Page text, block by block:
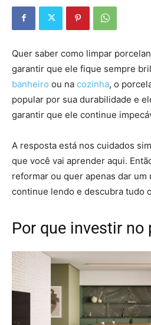
Quer saber como limpar
garantir que ele fique sempre
banheiro ou na cozinha, o
popular por sua durabilidade e
garantir que ele continue
A resposta está nos cuidados
que você vai aprender aqui.
reformar ou quer apenas dar
continue lendo e descubra tudo
Por que investir no